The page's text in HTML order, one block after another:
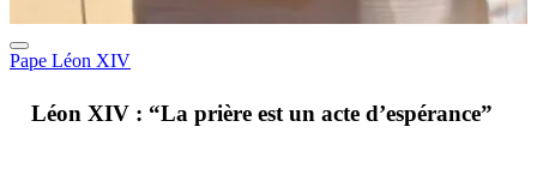
Pape Léon XIV
Léon XIV : “La prière est un acte d’espérance”